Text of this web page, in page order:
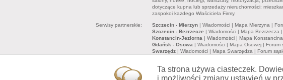
dotyczące kupna lub sprzedaży nieruchomości:
zaspokoi każdego Właściciela Firmy.
Serwisy partnerskie: Szczecin - Mierzyn | Wiadomości | Mapa Mierzyna |
Szczecin - Bezrzecze | Wiadomości | Mapa Bezrzecza |
Konstancin-Jeziorna | Wiadomości | Mapa Konstancina
Gdańsk - Osowa | Wiadomości | Mapa Osowej | Forum
Swarzędz | Wiadomości | Mapa Swarzędza | Forum
Zastrzeżenia: Redakcja oraz właściciel serwisuGumience24.plnie
Ta strona używa ciasteczek.
i możliwości zmiany ustawień w